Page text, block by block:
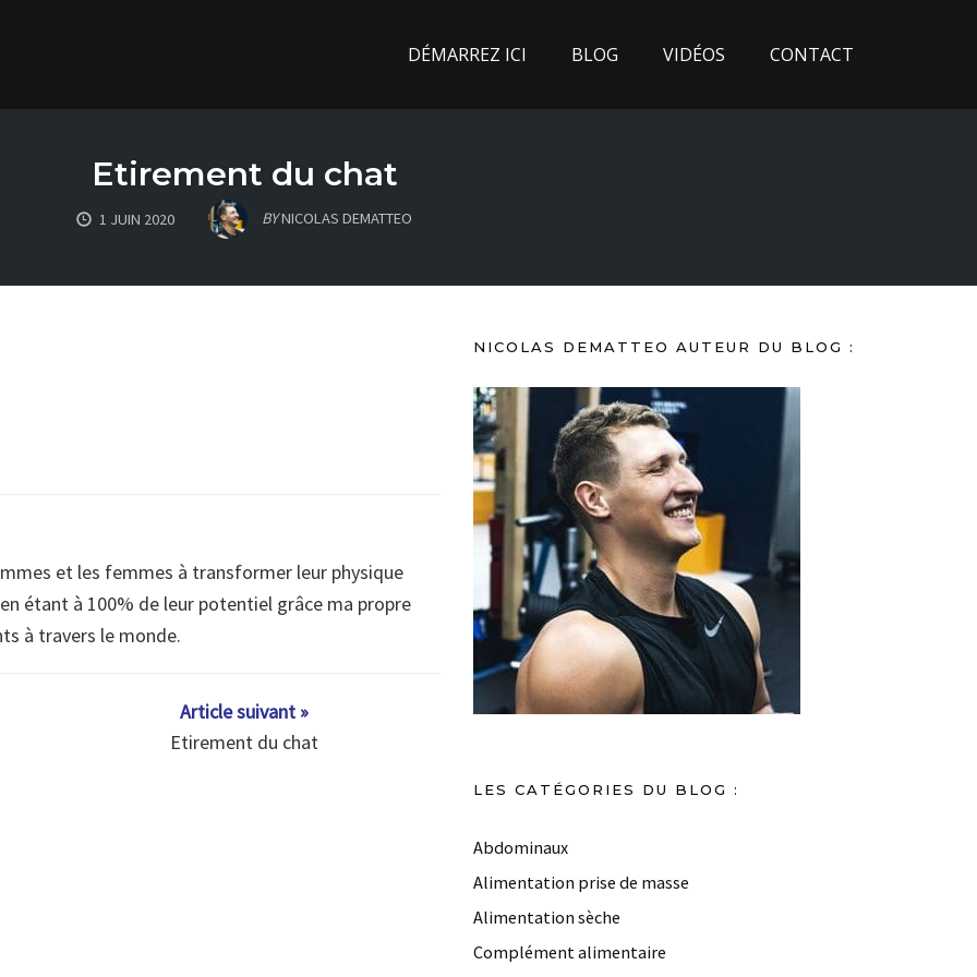
DÉMARREZ ICI BLOG VIDÉOS CONTACT
Etirement du chat
1 JUIN 2020 BYNICOLAS DEMATTEO
et les femmes à transformer leur physique
étant à 100% de leur potentiel grâce ma propre
à travers le monde.
Article suivant »
Etirement du chat
NICOLAS DEMATTEO AUTEUR DU BLOG :
LES CATÉGORIES DU BLOG :
Abdominaux
Alimentation prise de masse
Alimentation sèche
Complément alimentaire